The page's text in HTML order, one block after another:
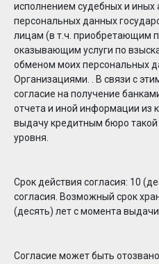
исполнением судебных и иных
персональных данных
лицам (в т.ч. приобретающим
оказывающим услуги по
обменом моих персональных
Организациями. . В связи с
согласие на получение
отчета и иной информации из
выдачу кредитным бюро
уровня.
Срок действия согласия: 10
согласия. Возможный срок
(десять) лет с момента выдачи
Согласие может быть